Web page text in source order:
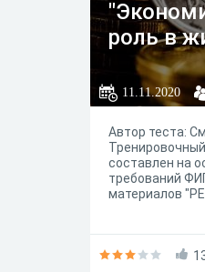
роль в
11.11.2020
Автор теста:
составлен на
требований
материалов